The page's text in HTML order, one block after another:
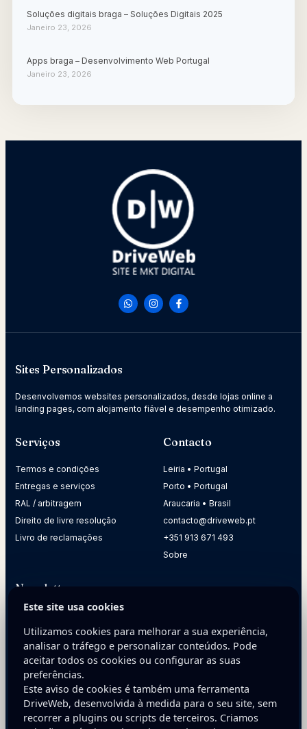
Soluções digitais braga – Soluções Digitais 2025
Janeiro 23, 2026
Apps braga – Desenvolvimento Web Portugal
Janeiro 23, 2026
Sites Personalizados
Desenvolvemos websites personalizados, desde lojas online a
landing pages, com alojamento fiável e desempenho otimizado.
Serviços
Termos e condições
Entregas e serviços
RAL / arbitragem
Direito de livre resolução
Livro de reclamações
Contacto
Leiria • Portugal
Porto • Portugal
Araucaria • Brasil
contacto@driveweb.pt
+351 913 671 493
Sobre
Newsletter
sua empresa.
E-mail
Este site usa cookies
Utilizamos cookies para melhorar a sua experiência,
analisar o tráfego e personalizar conteúdos. Pode
aceitar todos os cookies ou configurar as suas
preferências.
Este aviso de cookies é também uma ferramenta
DriveWeb, desenvolvida à medida para o seu site, sem
recorrer a plugins ou scripts de terceiros. Criamos